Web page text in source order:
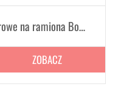
Termiczne ocieplacze rowerowe na ramiona Bontrager
ZOBACZ